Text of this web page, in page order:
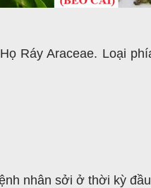
Ráy Araceae. Loại
nhân sởi ở thời kỳ